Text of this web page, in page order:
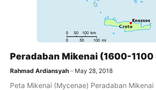
Peradaban Mikenai (1600-1100
Rahmad Ardiansyah May 28, 2018
Peta Mikenai (Mycenae) Peradaban Mikenai